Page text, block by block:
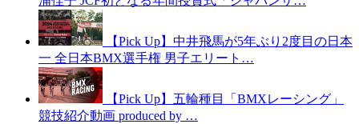
【Pick Up】中井飛馬が5年ぶり2度目の日本
一 全日本BMX選手権 男子エリート…
【Pick Up】五輪種目「BMXレーシング」
競技紹介動画 produced by …